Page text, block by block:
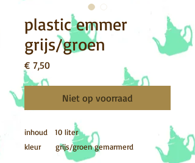
plastic emmer
grijs/groen
€ 7,50Prijs
Niet op voorraad
inhoud 10 liter
kleur grijs/groen gemarmerd